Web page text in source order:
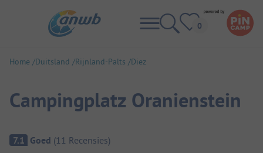
Home Duitsland Rijnland-Palts Diez
Campingplatz Oranienstein
Camping overzicht
7.1 Goed (11 Recensies)